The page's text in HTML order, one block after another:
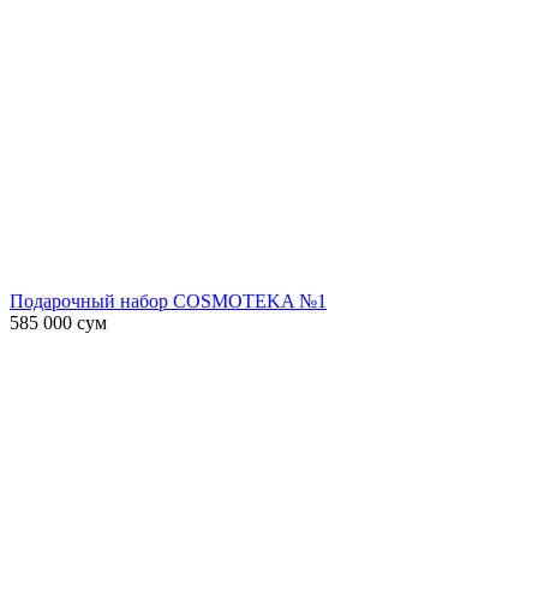
Подарочный набор COSMOTEKA №1
585 000 сум